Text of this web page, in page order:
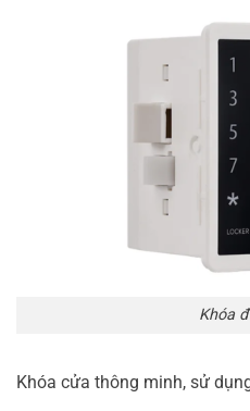
Khóa
Khóa cửa thông minh, sử